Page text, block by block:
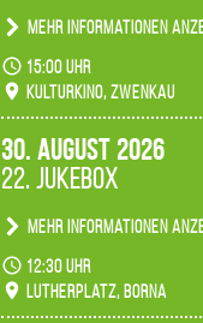
Mehr Informationen
Konzert unserer
Schülerinnen zum Fest
15:00 Uhr
Kulturkino, Zwenkau
30. August 2026
22. Jukebox
Mehr Informationen
Anlässlicher der 775-
spielen wir noch einmal
Jukeboxprogramm zum
12:30 Uhr
Lutherplatz, Borna